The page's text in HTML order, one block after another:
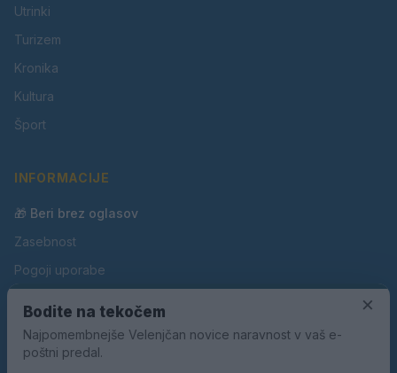
Utrinki
Turizem
Kronika
Kultura
Šport
INFORMACIJE
🎁 Beri brez oglasov
Zasebnost
Pogoji uporabe
Oglaševanje
Kontakt
×
Bodite na tekočem
Najpomembnejše Velenjčan novice naravnost v vaš e-
poštni predal.